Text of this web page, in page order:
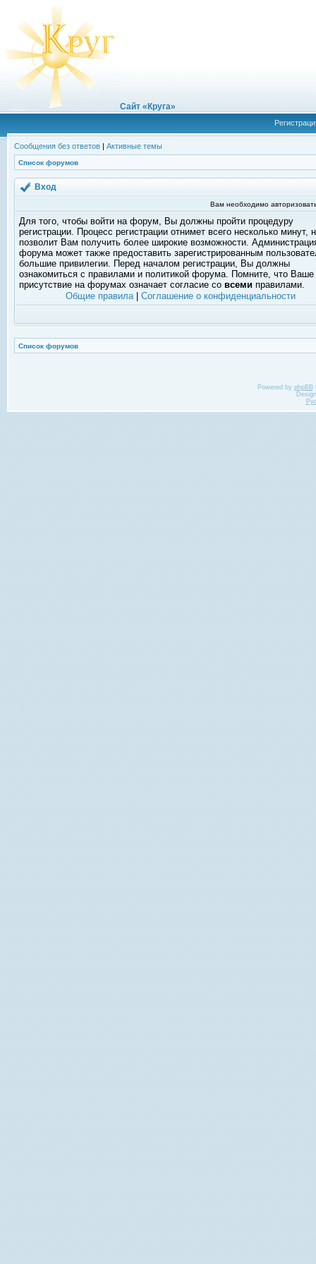
Сайт «Круга»
Сообщения без ответов | Активные темы
Список форумов
Вход
Вам необходимо
Для того, чтобы войти на форум, Вы должны пройти процедуру
регистрации. Процесс регистрации отнимет всего несколько минут,
позволит Вам получить более широкие возможности.
форума может также предоставить зарегистрированным
большие привилегии. Перед началом регистрации, Вы должны
ознакомиться с правилами и политикой форума. Помните, что Ваше
присутствие на форумах означает согласие со всеми правилами.
Общие правила| Соглашение о конфиденциальности
Список форумов
Powered by phpBB